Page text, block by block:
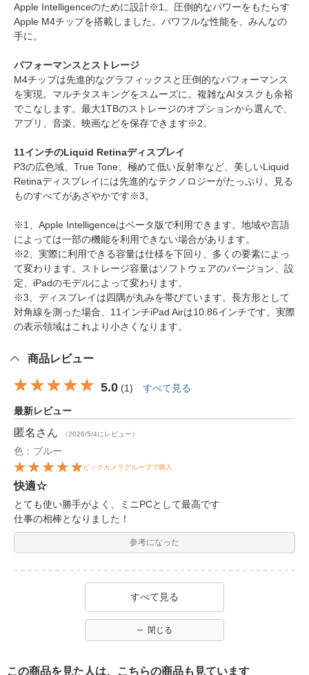
Apple Intelligenceのために設計※1。圧倒的なパワーをもたらす
Apple M4チップを搭載しました。パワフルな性能を、みんなの
手に。
パフォーマンスとストレージ
M4チップは先進的なグラフィックスと圧倒的なパフォーマンス
を実現。マルチタスキングをスムーズに。複雑なAIタスクも余裕
でこなします。最大1TBのストレージのオプションから選んで、
アプリ、音楽、映画などを保存できます※2。
11インチのLiquid Retinaディスプレイ
P3の広色域、True Tone、極めて低い反射率など、美しいLiquid
Retinaディスプレイには先進的なテクノロジーがたっぷり。見る
ものすべてがあざやかです※3。
※1、Apple Intelligenceはベータ版で利用できます。地域や言語
によっては一部の機能を利用できない場合があります。
※2、実際に利用できる容量は仕様を下回り、多くの要素によっ
て変わります。ストレージ容量はソフトウェアのバージョン、設
定、iPadのモデルによって変わります。
※3、ディスプレイは四隅が丸みを帯びています。長方形として
対角線を測った場合、11インチiPad Airは10.86インチです。実際
の表示領域はこれより小さくなります。
商品レビュー
5.0 (1) すべて見る
最新レビュー
匿名 さん （2026/5/4にレビュー）
色：ブルー
ビックカメラグループで購入
快適☆
とても使い勝手がよく、ミニPCとして最高です
仕事の相棒となりました！
参考になった
すべて見る
閉じる
この商品を見た人は、こちらの商品も見ています